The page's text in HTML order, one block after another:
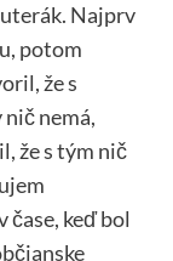
Najprv
potom
že s
nemá,
že s tým nič
čase, keď bol